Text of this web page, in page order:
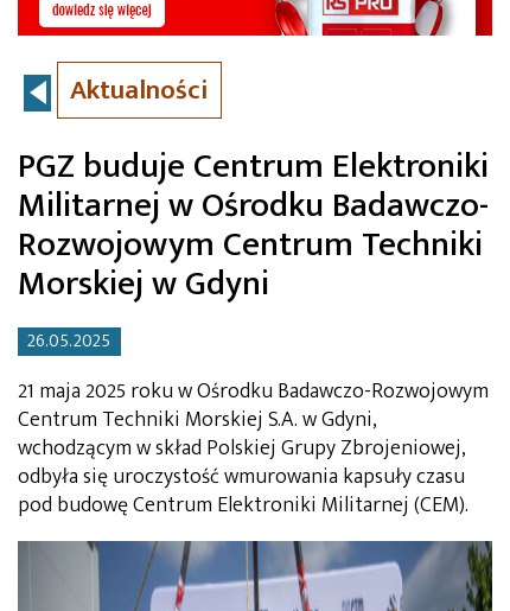
Aktualności
PGZ buduje Centrum Elektroniki
Militarnej w Ośrodku Badawczo-
Rozwojowym Centrum Techniki
Morskiej w Gdyni
26.05.2025
21 maja 2025 roku w Ośrodku Badawczo-Rozwojowym
Centrum Techniki Morskiej S.A. w Gdyni,
wchodzącym w skład Polskiej Grupy Zbrojeniowej,
odbyła się uroczystość wmurowania kapsuły czasu
pod budowę Centrum Elektroniki Militarnej (CEM).